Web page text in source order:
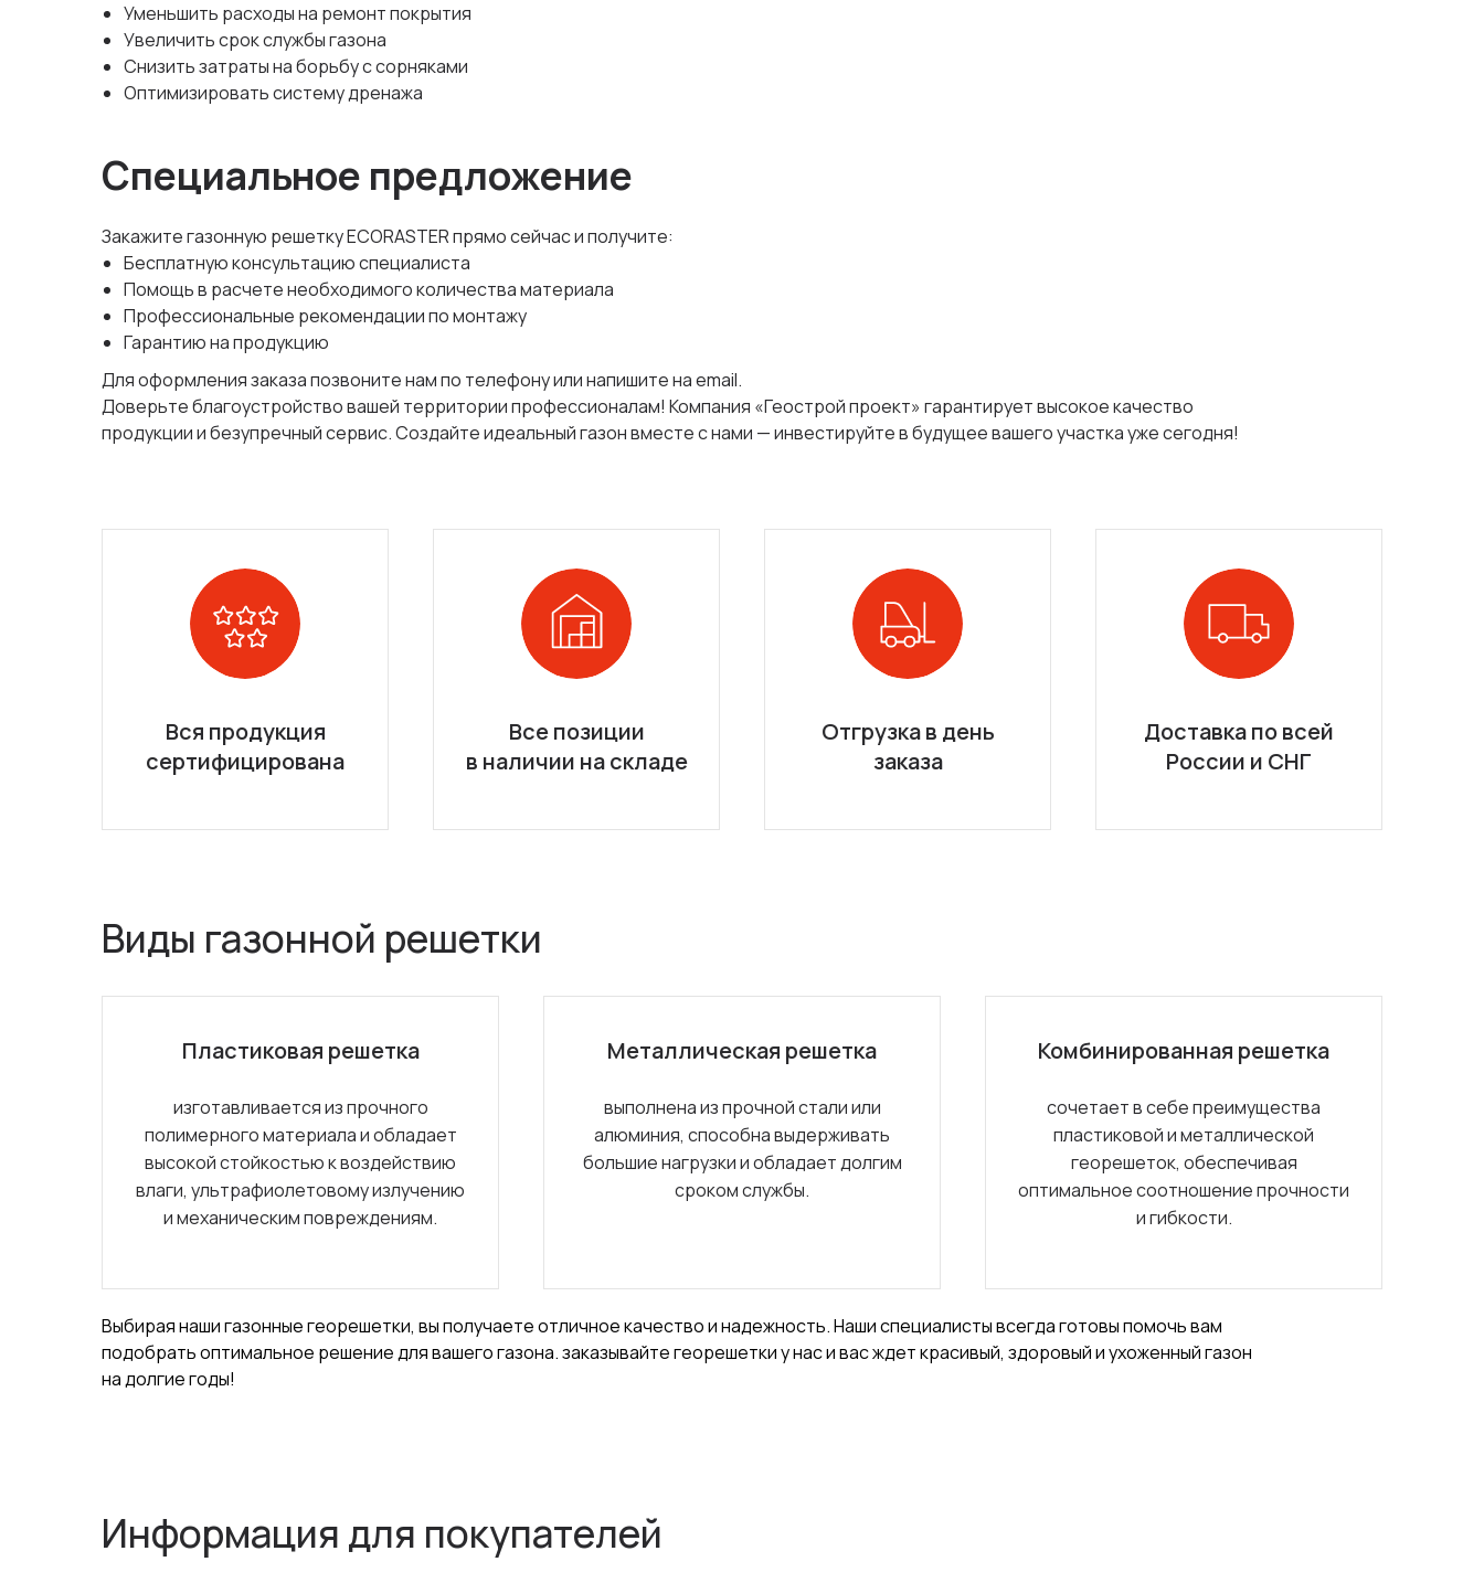
Уменьшить расходы на ремонт покрытия
Увеличить срок службы газона
Снизить затраты на борьбу с сорняками
Оптимизировать систему дренажа
Специальное предложение
Закажите газонную решетку ECORASTER прямо сейчас и получите:
Бесплатную консультацию специалиста
Помощь в расчете необходимого количества материала
Профессиональные рекомендации по монтажу
Гарантию на продукцию
Для оформления заказа позвоните нам по телефону или напишите на email.
Доверьте благоустройство вашей территории профессионалам! Компания «Геострой проект» гарантирует высокое качество
продукции и безупречный сервис. Создайте идеальный газон вместе с нами — инвестируйте в будущее вашего участка уже сегодня!
Вся продукция
сертифицирована
Все позиции
в наличии на складе
Отгрузка в день
заказа
Доставка по всей
России и СНГ
Виды газонной решетки
Пластиковая решетка
изготавливается из прочного
полимерного материала и обладает
высокой стойкостью к воздействию
влаги, ультрафиолетовому излучению
и механическим повреждениям.
Металлическая решетка
выполнена из прочной стали или
алюминия, способна выдерживать
большие нагрузки и обладает долгим
сроком службы.
Комбинированная решетка
сочетает в себе преимущества
пластиковой и металлической
георешеток, обеспечивая
оптимальное соотношение прочности
и гибкости.
Выбирая наши газонные георешетки, вы получаете отличное качество и надежность. Наши специалисты всегда готовы помочь вам
подобрать оптимальное решение для вашего газона. заказывайте георешетки у нас и вас ждет красивый, здоровый и ухоженный газон
на долгие годы!
Информация для покупателей